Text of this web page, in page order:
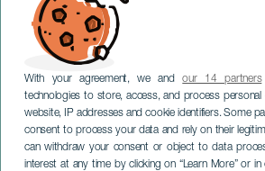
With your agreement, we andour 14 partners
technologies to store, access, and process
website, IP addresses and cookie identifiers. Some
consent to process your data and rely on their
can withdraw your consent or object to data
interest at any time by clicking on “Learn More” or
TENERIFE